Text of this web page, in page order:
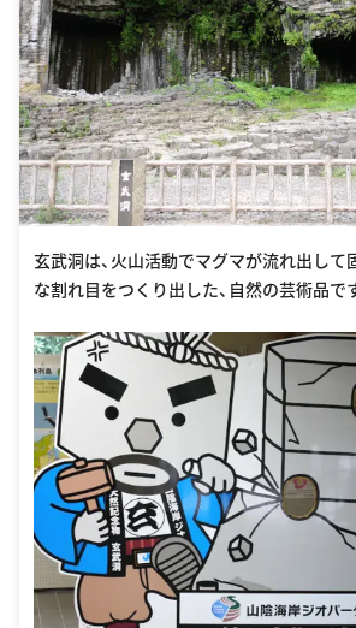
玄武洞は、火山活動でマグマが流れ出して
な割れ目をつくり出した、自然の芸術品で